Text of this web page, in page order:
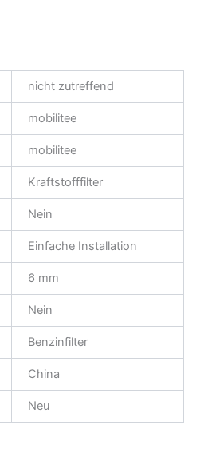
nicht zutreffend
mobilitee
mobilitee
Kraftstofffilter
Nein
Einfache Installation
6 mm
Nein
Benzinfilter
China
Neu